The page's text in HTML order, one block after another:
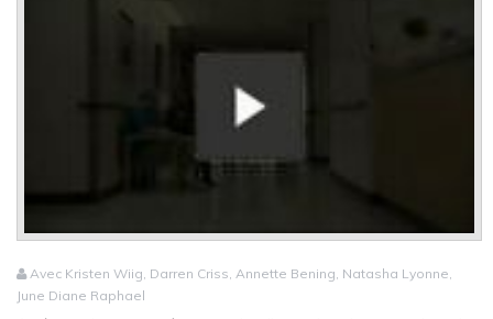
Avec Kristen Wiig, Darren Criss, Annette Bening, Natasha Lyonne,
June Diane Raphael